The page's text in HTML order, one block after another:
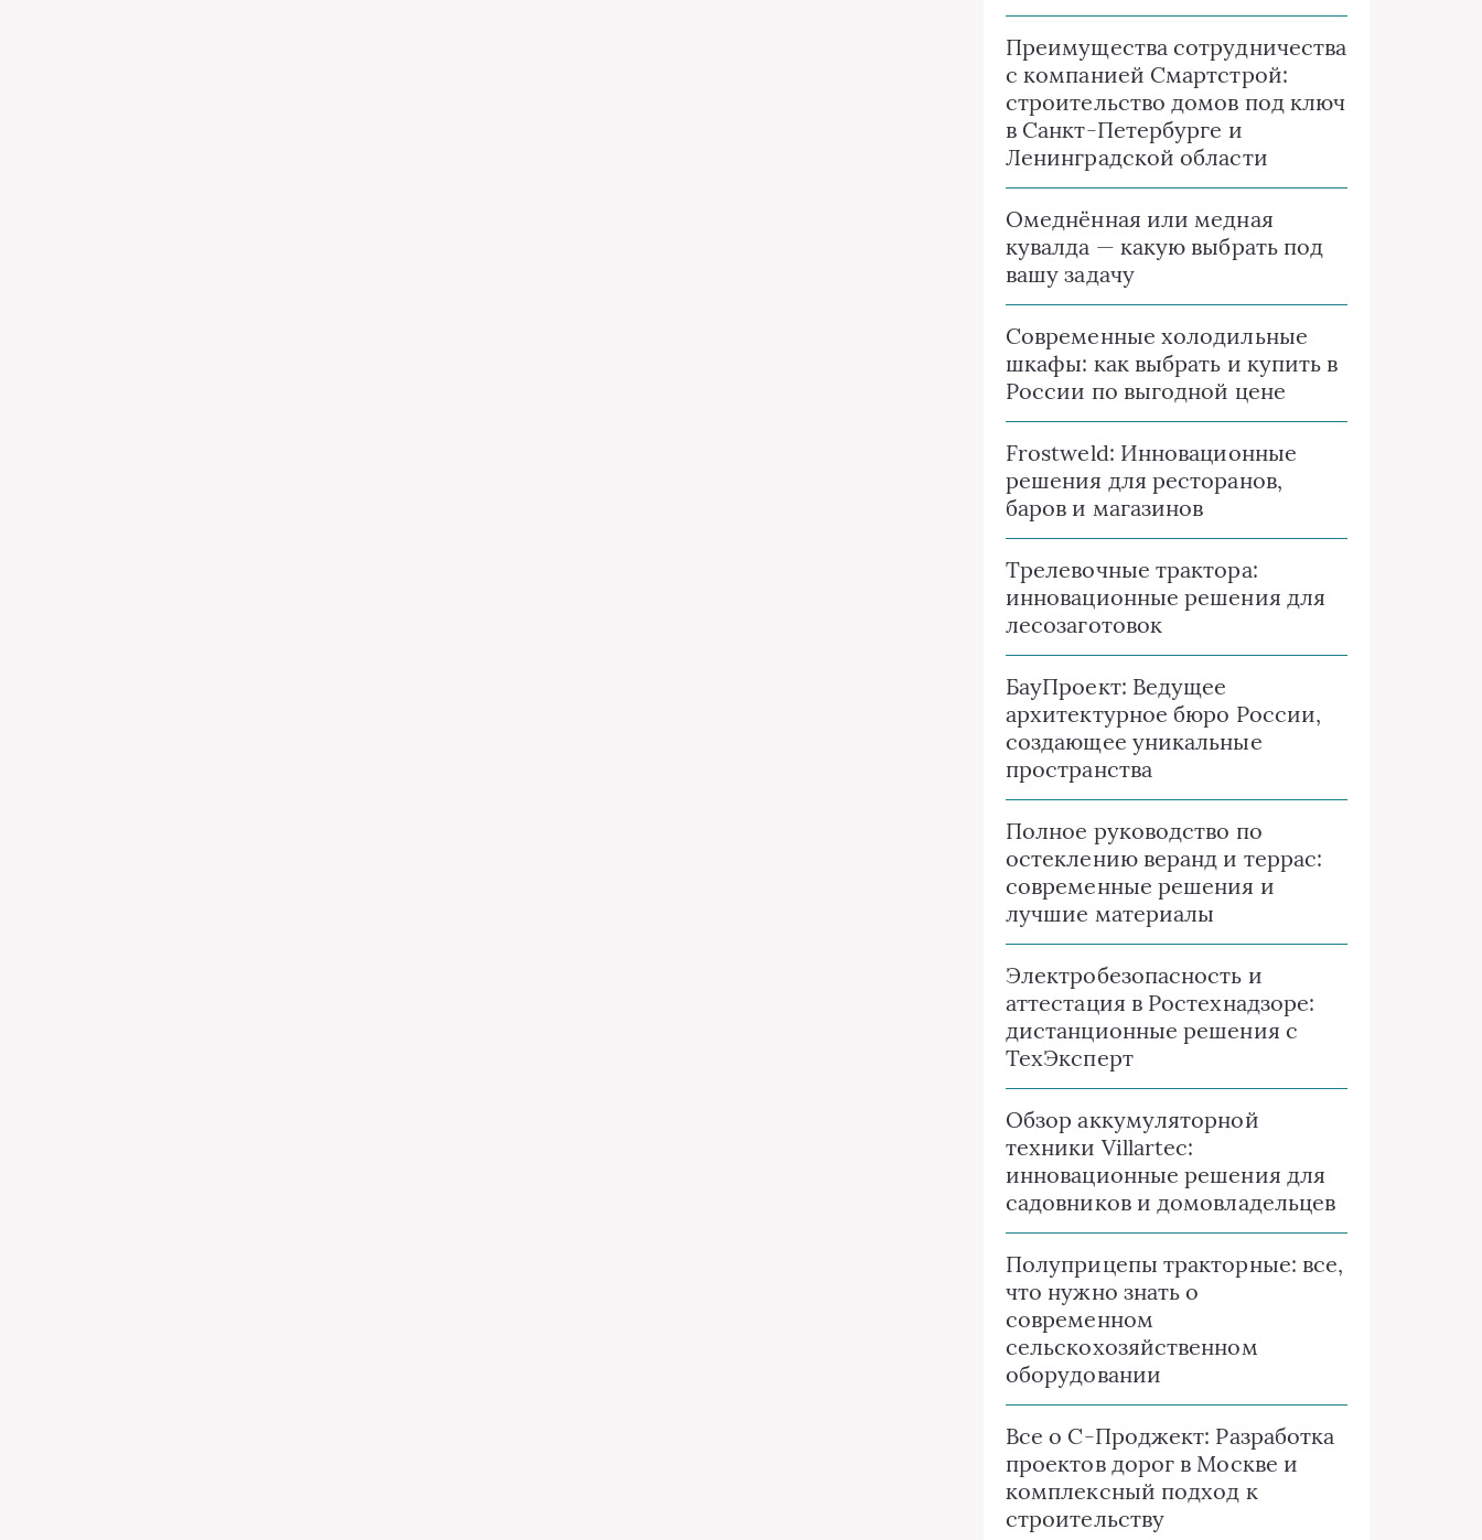
Преимущества сотрудничества
с компанией Смартстрой:
строительство домов под ключ
в Санкт-Петербурге и
Ленинградской области
Омеднённая или медная
кувалда — какую выбрать под
вашу задачу
Современные холодильные
шкафы: как выбрать и купить в
России по выгодной цене
Frostweld: Инновационные
решения для ресторанов,
баров и магазинов
Трелевочные трактора:
инновационные решения для
лесозаготовок
БауПроект: Ведущее
архитектурное бюро России,
создающее уникальные
пространства
Полное руководство по
остеклению веранд и террас:
современные решения и
лучшие материалы
Электробезопасность и
аттестация в Ростехнадзоре:
дистанционные решения с
ТехЭксперт
Обзор аккумуляторной
техники Villartec:
инновационные решения для
садовников и домовладельцев
Полуприцепы тракторные: все,
что нужно знать о
современном
сельскохозяйственном
оборудовании
Все о C-Проджект: Разработка
проектов дорог в Москве и
комплексный подход к
строительству